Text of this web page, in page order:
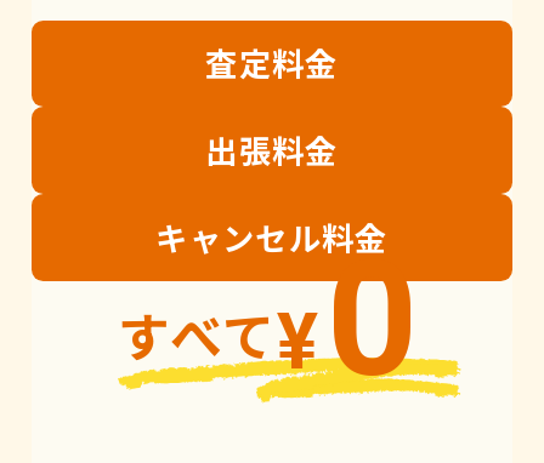
査定料金
出張料金
キャンセル料金
すべて¥0